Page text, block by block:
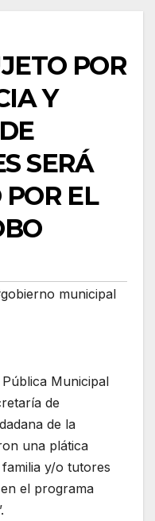
POR
Y
SERÁ
EL
municipal
Municipal
de
de la
una plática
y/o tutores
el programa